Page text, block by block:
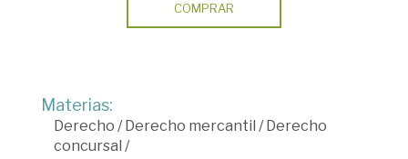
COMPRAR
Materias:
Derecho /Derecho mercantil /Derecho
concursal /